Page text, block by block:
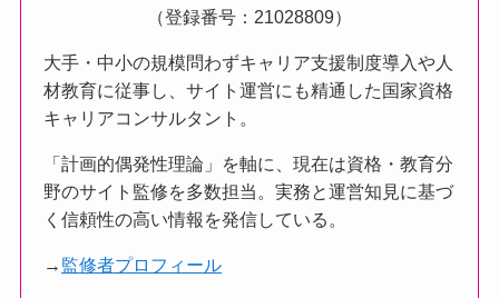
（登録番号：21028809）
大手・中小の規模問わずキャリア支援制度導入や人
材教育に従事し、サイト運営にも精通した国家資格
キャリアコンサルタント。
「計画的偶発性理論」を軸に、現在は資格・教育分
野のサイト監修を多数担当。実務と運営知見に基づ
く信頼性の高い情報を発信している。
→ 監修者プロフィール